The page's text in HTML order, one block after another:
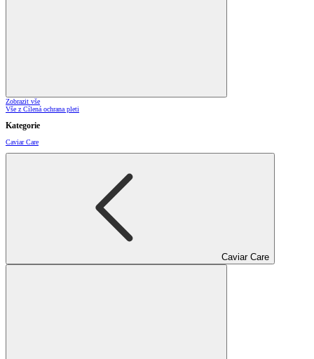
Zobrazit vše
Vše z Cílená ochrana pleti
Kategorie
Caviar Care
Caviar Care